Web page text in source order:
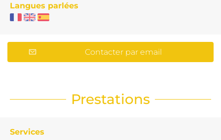
Langues parlées
Contacter par email
Prestations
Services